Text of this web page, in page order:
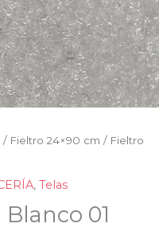
/ Fieltro 24×90 cm / Fieltro
,Telas
01